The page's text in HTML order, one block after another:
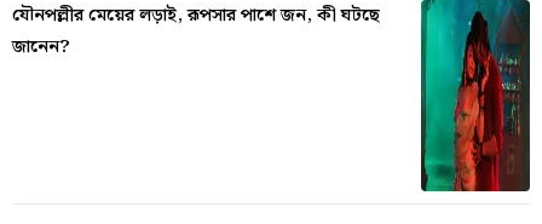
যৌনপল্লীর মেয়ের লড়াই, রূপসার পাশে জন, কী ঘটছে
জানেন?